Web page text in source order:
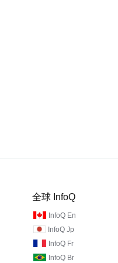
全球 InfoQ
InfoQ En
InfoQ Jp
InfoQ Fr
InfoQ Br